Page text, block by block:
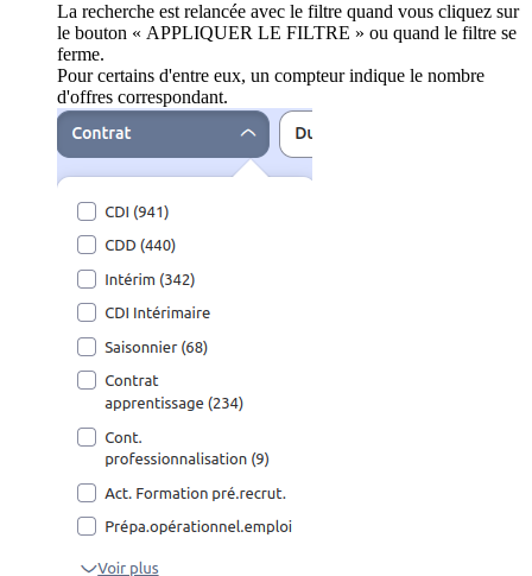
La recherche est relancée avec le filtre quand vous cliquez sur
le bouton « APPLIQUER LE FILTRE » ou quand le filtre se
ferme.
Pour certains d'entre eux, un compteur indique le nombre
d'offres correspondant.